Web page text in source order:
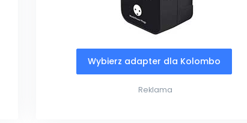
Wybierz adapter dla Kolombo
Reklama